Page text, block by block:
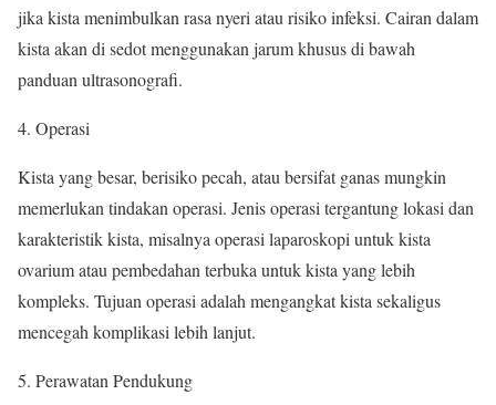
jika kista menimbulkan rasa nyeri atau risiko infeksi. Cairan dalam
kista akan di sedot menggunakan jarum khusus di bawah
panduan ultrasonografi.
Operasi
Kista yang besar, berisiko pecah, atau bersifat ganas mungkin
memerlukan tindakan operasi. Jenis operasi tergantung lokasi dan
karakteristik kista, misalnya operasi laparoskopi untuk kista
ovarium atau pembedahan terbuka untuk kista yang lebih
kompleks. Tujuan operasi adalah mengangkat kista sekaligus
mencegah komplikasi lebih lanjut.
Perawatan Pendukung